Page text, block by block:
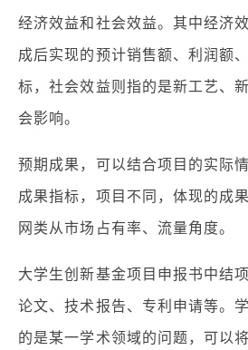
经济效益和社会效益。其中经济
成后实现的预计销售额、利润额
标，社会效益则指的是新工艺、
会影响。
预期成果，可以结合项目的实际
成果指标，项目不同，体现的成
网类从市场占有率、流量角度。
大学生创新基金项目申报书中结
论文、技术报告、专利申请等。
的是某一学术领域的问题，可以